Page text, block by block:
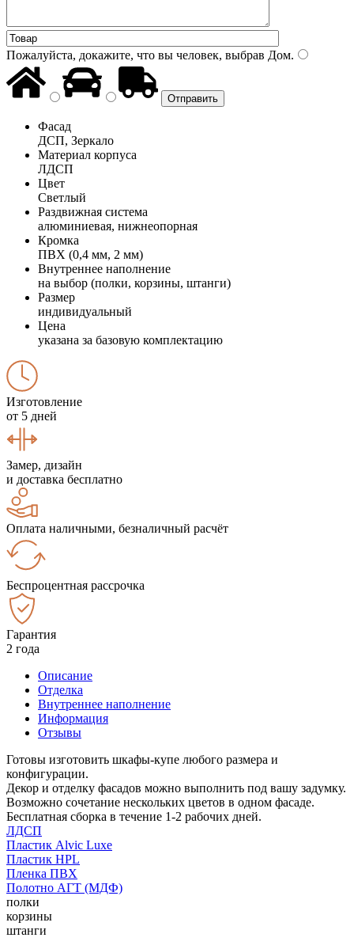
Пожалуйста, докажите, что вы человек, выбрав Дом.
Фасад
ДСП, Зеркало
Материал корпуса
ЛДСП
Цвет
Светлый
Раздвижная система
алюминиевая, нижнеопорная
Кромка
ПВХ (0,4 мм, 2 мм)
Внутреннее наполнение
на выбор (полки, корзины, штанги)
Размер
индивидуальный
Цена
указана за базовую комплектацию
Изготовление
от 5 дней
Замер, дизайн
и доставка бесплатно
Оплата наличными, безналичный расчёт
Беспроцентная рассрочка
Гарантия
2 года
Описание
Отделка
Внутреннее наполнение
Информация
Отзывы
Готовы изготовить шкафы-купе любого размера и
конфигурации.
Декор и отделку фасадов можно выполнить под вашу задумку.
Возможно сочетание нескольких цветов в одном фасаде.
Бесплатная сборка в течение 1-2 рабочих дней.
ЛДСП
Пластик Alvic Luxe
Пластик HPL
Пленка ПВХ
Полотно АГТ (МДФ)
полки
корзины
штанги